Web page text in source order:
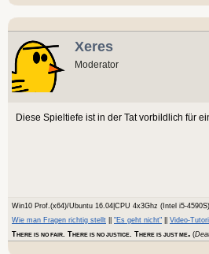
Xeres
Moderator
Diese Spieltiefe ist in der Tat vorbildlich für
Win10 Prof.(x64)/Ubuntu 16.04|CPU 4x3Ghz (Intel i5-
Wie man Fragen richtig stellt
"Es geht nicht"
Video-
THERE IS NO FAIR. THERE IS NO JUSTICE. THERE IS JUST ME. (